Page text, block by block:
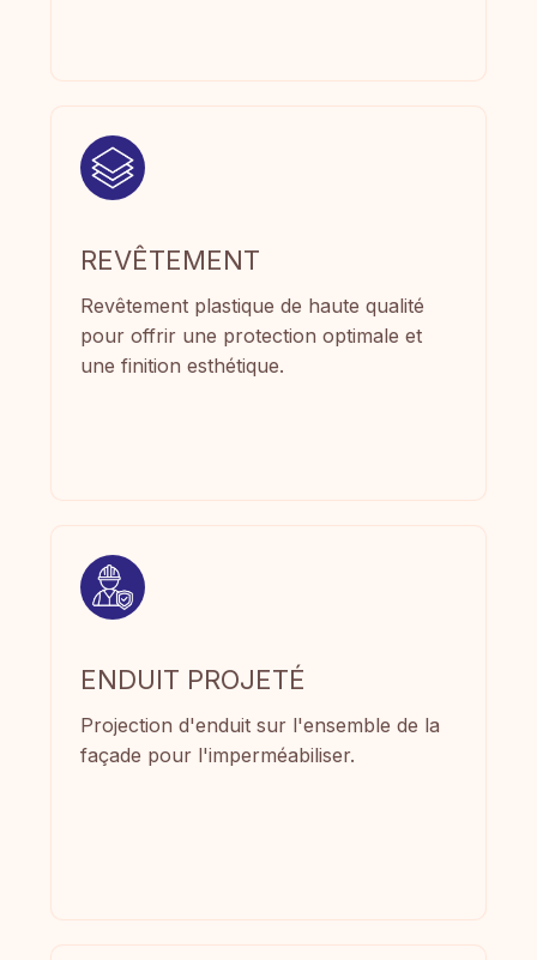
REVÊTEMENT
Revêtement plastique de haute qualité
pour offrir une protection optimale et
une finition esthétique.
ENDUIT PROJETÉ
Projection d'enduit sur l'ensemble de la
façade pour l'imperméabiliser.